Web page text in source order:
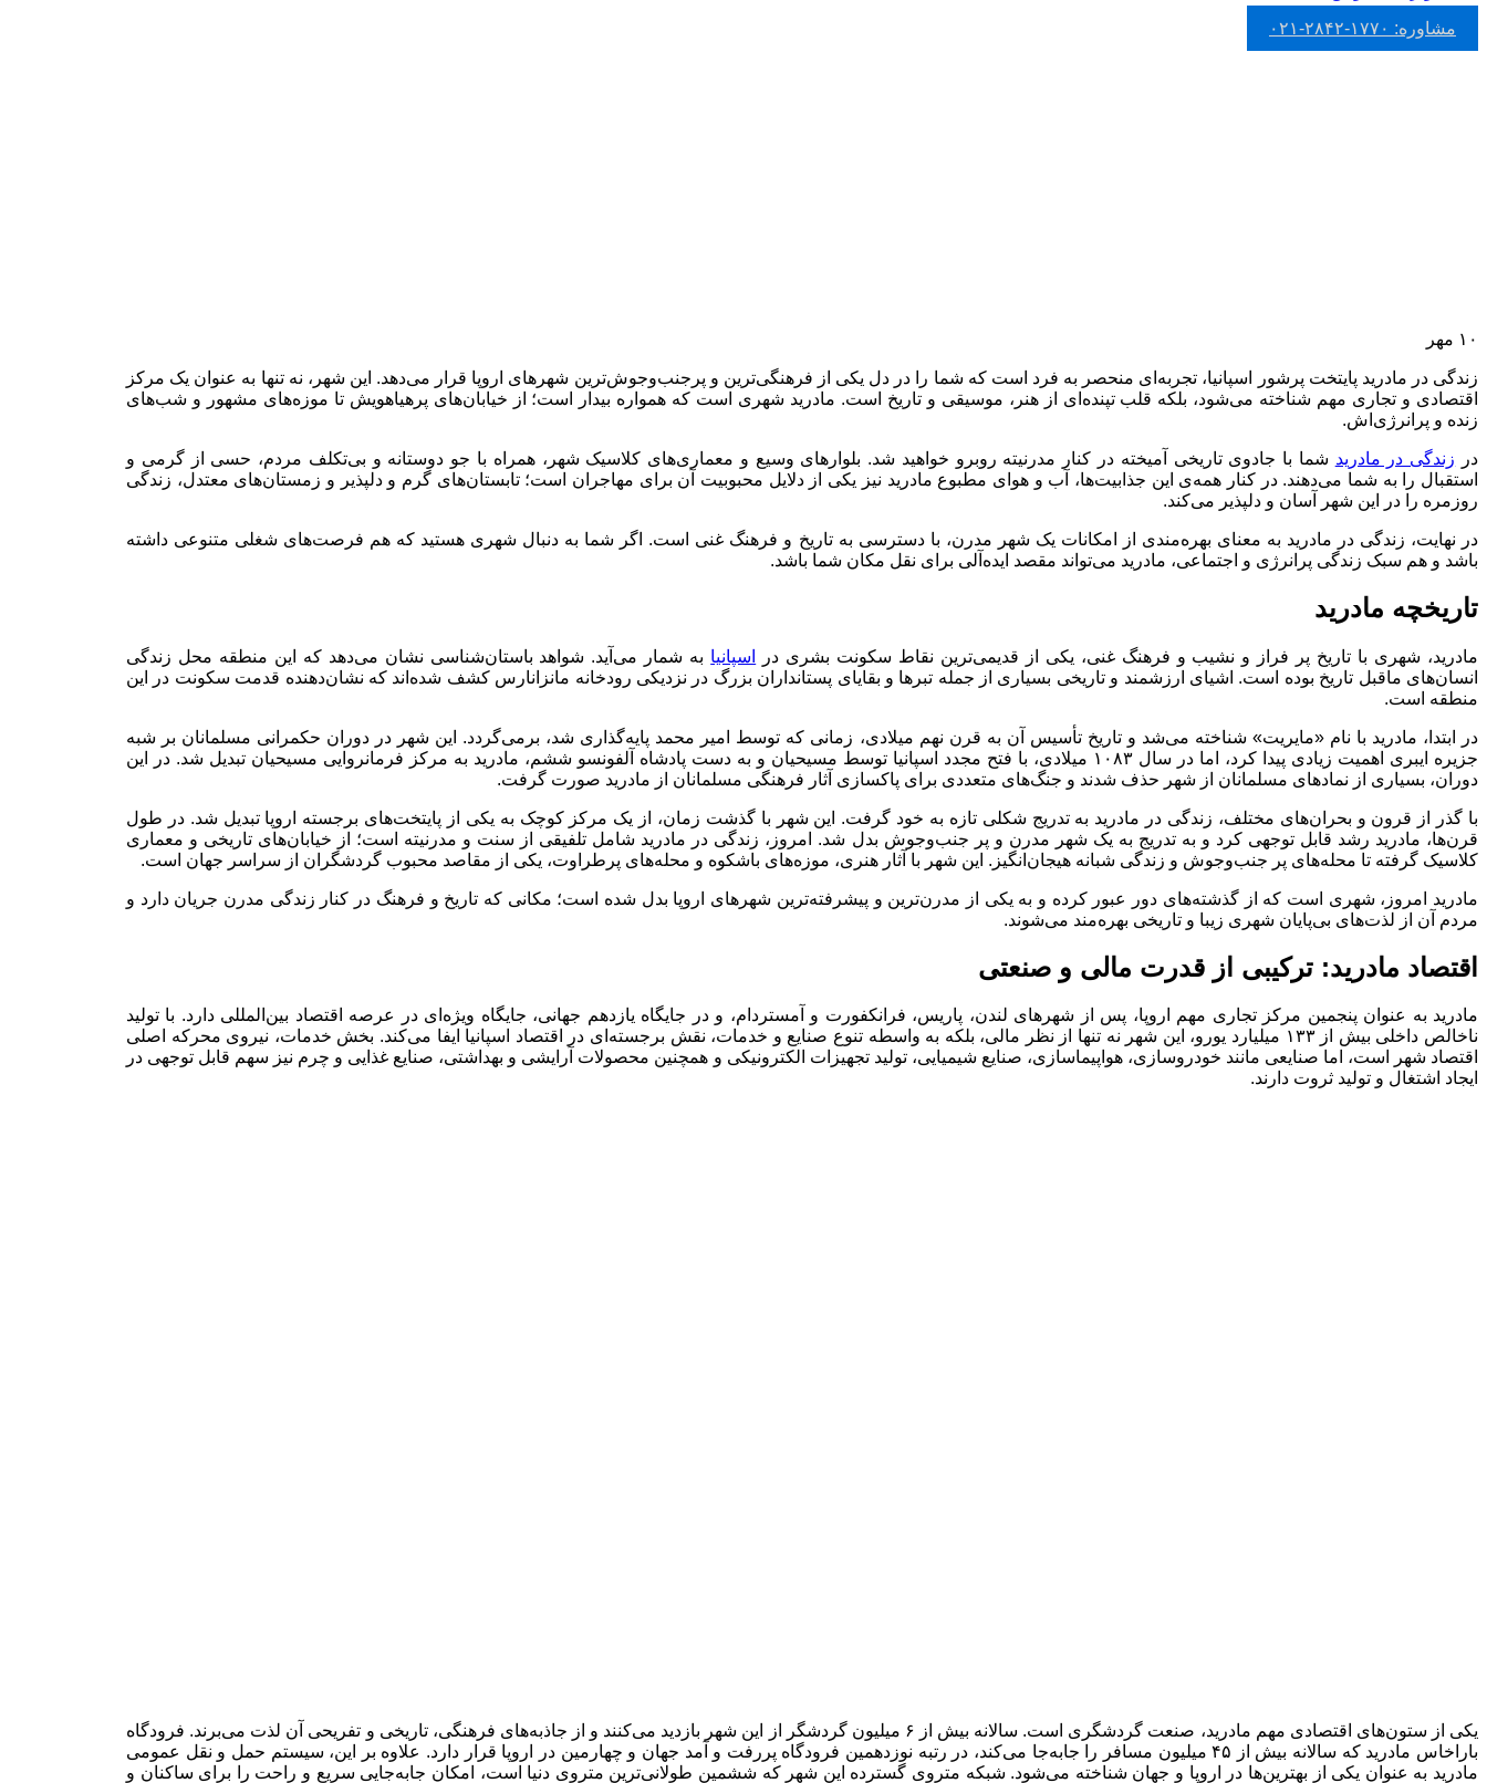
ثبت شرکت در اسپانیا
اقامت دورکاری اسپانیا
مشاوره: ۱۷۷۰-۲۸۴۲-۰۲۱
۱۰ مهر
زندگی در مادرید پایتخت پرشور اسپانیا، تجربه‌ای منحصر به‌ فرد است که شما را در دل یکی از فرهنگی‌ترین و پرجنب‌وجوش‌ترین شهرهای اروپا قرار می‌دهد. این شهر، نه تنها به عنوان یک مرکز
اقتصادی و تجاری مهم شناخته می‌شود، بلکه قلب تپنده‌ای از هنر، موسیقی و تاریخ است. مادرید شهری است که همواره بیدار است؛ از خیابان‌های پرهیاهویش تا موزه‌های مشهور و شب‌های
زنده و پرانرژی‌اش.
در زندگی در مادرید شما با جادوی تاریخی آمیخته در کنار مدرنیته روبرو خواهید شد. بلوارهای وسیع و معماری‌های کلاسیک شهر، همراه با جو دوستانه و بی‌تکلف مردم، حسی از گرمی و
استقبال را به شما می‌دهند. در کنار همه‌ی این جذابیت‌ها، آب و هوای مطبوع مادرید نیز یکی از دلایل محبوبیت آن برای مهاجران است؛ تابستان‌های گرم و دلپذیر و زمستان‌های معتدل، زندگی
روزمره را در این شهر آسان و دلپذیر می‌کند.
در نهایت، زندگی در مادرید به معنای بهره‌مندی از امکانات یک شهر مدرن، با دسترسی به تاریخ و فرهنگ غنی است. اگر شما به دنبال شهری هستید که هم فرصت‌های شغلی متنوعی داشته
باشد و هم سبک زندگی پرانرژی و اجتماعی، مادرید می‌تواند مقصد ایده‌آلی برای نقل مکان شما باشد.
تاریخچه مادرید
مادرید، شهری با تاریخ پر فراز و نشیب و فرهنگ غنی، یکی از قدیمی‌ترین نقاط سکونت بشری در اسپانیا به شمار می‌آید. شواهد باستان‌شناسی نشان می‌دهد که این منطقه محل زندگی
انسان‌های ماقبل تاریخ بوده است. اشیای ارزشمند و تاریخی بسیاری از جمله تبرها و بقایای پستانداران بزرگ در نزدیکی رودخانه مانزانارس کشف شده‌اند که نشان‌دهنده قدمت سکونت در این
منطقه است.
در ابتدا، مادرید با نام «مایریت» شناخته می‌شد و تاریخ تأسیس آن به قرن نهم میلادی، زمانی که توسط امیر محمد پایه‌گذاری شد، برمی‌گردد. این شهر در دوران حکمرانی مسلمانان بر شبه
جزیره ایبری اهمیت زیادی پیدا کرد، اما در سال ۱۰۸۳ میلادی، با فتح مجدد اسپانیا توسط مسیحیان و به دست پادشاه آلفونسو ششم، مادرید به مرکز فرمانروایی مسیحیان تبدیل شد. در این
دوران، بسیاری از نمادهای مسلمانان از شهر حذف شدند و جنگ‌های متعددی برای پاکسازی آثار فرهنگی مسلمانان از مادرید صورت گرفت.
با گذر از قرون و بحران‌های مختلف، زندگی در مادرید به تدریج شکلی تازه به خود گرفت. این شهر با گذشت زمان، از یک مرکز کوچک به یکی از پایتخت‌های برجسته اروپا تبدیل شد. در طول
قرن‌ها، مادرید رشد قابل توجهی کرد و به تدریج به یک شهر مدرن و پر جنب‌وجوش بدل شد. امروز، زندگی در مادرید شامل تلفیقی از سنت و مدرنیته است؛ از خیابان‌های تاریخی و معماری
کلاسیک گرفته تا محله‌های پر جنب‌وجوش و زندگی شبانه هیجان‌انگیز. این شهر با آثار هنری، موزه‌های باشکوه و محله‌های پرطراوت، یکی از مقاصد محبوب گردشگران از سراسر جهان است.
مادرید امروز، شهری است که از گذشته‌های دور عبور کرده و به یکی از مدرن‌ترین و پیشرفته‌ترین شهرهای اروپا بدل شده است؛ مکانی که تاریخ و فرهنگ در کنار زندگی مدرن جریان دارد و
مردم آن از لذت‌های بی‌پایان شهری زیبا و تاریخی بهره‌مند می‌شوند.
اقتصاد مادرید: ترکیبی از قدرت مالی و صنعتی
مادرید به عنوان پنجمین مرکز تجاری مهم اروپا، پس از شهرهای لندن، پاریس، فرانکفورت و آمستردام، و در جایگاه یازدهم جهانی، جایگاه ویژه‌ای در عرصه اقتصاد بین‌المللی دارد. با تولید
ناخالص داخلی بیش از ۱۳۳ میلیارد یورو، این شهر نه تنها از نظر مالی، بلکه به واسطه تنوع صنایع و خدمات، نقش برجسته‌ای در اقتصاد اسپانیا ایفا می‌کند. بخش خدمات، نیروی محرکه اصلی
اقتصاد شهر است، اما صنایعی مانند خودروسازی، هواپیماسازی، صنایع شیمیایی، تولید تجهیزات الکترونیکی و همچنین محصولات آرایشی و بهداشتی، صنایع غذایی و چرم نیز سهم قابل توجهی در
ایجاد اشتغال و تولید ثروت دارند.
یکی از ستون‌های اقتصادی مهم مادرید، صنعت گردشگری است. سالانه بیش از ۶ میلیون گردشگر از این شهر بازدید می‌کنند و از جاذبه‌های فرهنگی، تاریخی و تفریحی آن لذت می‌برند. فرودگاه
باراخاس مادرید که سالانه بیش از ۴۵ میلیون مسافر را جابه‌جا می‌کند، در رتبه نوزدهمین فرودگاه پررفت و آمد جهان و چهارمین در اروپا قرار دارد. علاوه بر این، سیستم حمل و نقل عمومی
مادرید به عنوان یکی از بهترین‌ها در اروپا و جهان شناخته می‌شود. شبکه متروی گسترده این شهر که ششمین طولانی‌ترین متروی دنیا است، امکان جابه‌جایی سریع و راحت را برای ساکنان و